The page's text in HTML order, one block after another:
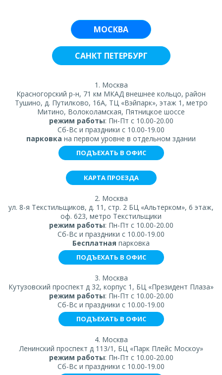
МОСКВА
САНКТ ПЕТЕРБУРГ
1. Москва
Красногорский р-н, 71 км МКАД внешнее кольцо, район
Тушино, д. Путилково, 16А, ТЦ «Вэйпарк», этаж 1, метро
Митино, Волоколамская, Пятницкое шоссе
режим работы: Пн-Пт с 10.00-20.00
Сб-Вс и праздники с 10.00-19.00
парковка на первом уровне в отдельном здании
ПОДЪЕХАТЬ В ОФИС
КАРТА ПРОЕЗДА
2. Москва
ул. 8-я Текстильщиков, д. 11, стр. 2 БЦ «Альтерком», 6 этаж,
оф. 623, метро Текстильщики
режим работы: Пн-Пт с 10.00-20.00
Сб-Вс и праздники с 10.00-19.00
Бесплатная парковка
ПОДЪЕХАТЬ В ОФИС
3. Москва
Кутузовский проспект д 32, корпус 1, БЦ «Президент Плаза»
режим работы: Пн-Пт с 10.00-20.00
Сб-Вс и праздники с 10.00-19.00
ПОДЪЕХАТЬ В ОФИС
4. Москва
Ленинский проспект д 113/1, БЦ «Парк Плейс Москоу»
режим работы: Пн-Пт с 10.00-20.00
Сб-Вс и праздники с 10.00-19.00